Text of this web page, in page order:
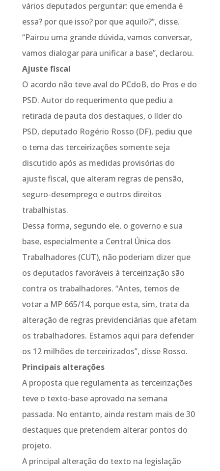
vários deputados perguntar: que emenda é
essa? por que isso? por que aquilo?”, disse.
“Pairou uma grande dúvida, vamos conversar,
vamos dialogar para unificar a base”, declarou.
Ajuste fiscal
O acordo não teve aval do PCdoB, do Pros e do
PSD. Autor do requerimento que pediu a
retirada de pauta dos destaques, o líder do
PSD, deputado Rogério Rosso (DF), pediu que
o tema das terceirizações somente seja
discutido após as medidas provisórias do
ajuste fiscal, que alteram regras de pensão,
seguro-desemprego e outros direitos
trabalhistas.
Dessa forma, segundo ele, o governo e sua
base, especialmente a Central Única dos
Trabalhadores (CUT), não poderiam dizer que
os deputados favoráveis à terceirização são
contra os trabalhadores. “Antes, temos de
votar a MP 665/14, porque esta, sim, trata da
alteração de regras previdenciárias que afetam
os trabalhadores. Estamos aqui para defender
os 12 milhões de terceirizados”, disse Rosso.
Principais alterações
A proposta que regulamenta as terceirizações
teve o texto-base aprovado na semana
passada. No entanto, ainda restam mais de 30
destaques que pretendem alterar pontos do
projeto.
A principal alteração do texto na legislação